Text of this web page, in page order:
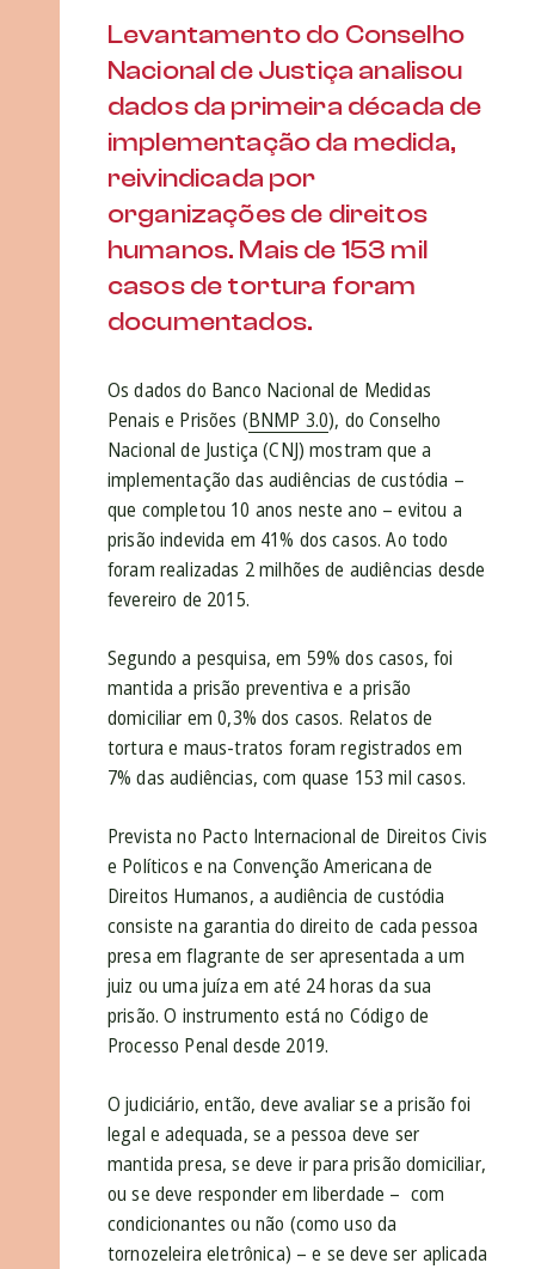
Levantamento do Conselho
Nacional de Justiça analisou
dados da primeira década de
implementação da medida,
reivindicada por
organizações de direitos
humanos. Mais de 153 mil
casos de tortura foram
documentados.
Os dados do Banco Nacional de Medidas
Penais e Prisões (BNMP 3.0), do Conselho
Nacional de Justiça (CNJ) mostram que a
implementação das audiências de custódia –
que completou 10 anos neste ano – evitou a
prisão indevida em 41% dos casos. Ao todo
foram realizadas 2 milhões de audiências desde
fevereiro de 2015.
Segundo a pesquisa, em 59% dos casos, foi
mantida a prisão preventiva e a prisão
domiciliar em 0,3% dos casos. Relatos de
tortura e maus-tratos foram registrados em
7% das audiências, com quase 153 mil casos.
Prevista no Pacto Internacional de Direitos Civis
e Políticos e na Convenção Americana de
Direitos Humanos, a audiência de custódia
consiste na garantia do direito de cada pessoa
presa em flagrante de ser apresentada a um
juiz ou uma juíza em até 24 horas da sua
prisão. O instrumento está no Código de
Processo Penal desde 2019.
O judiciário, então, deve avaliar se a prisão foi
legal e adequada, se a pessoa deve ser
mantida presa, se deve ir para prisão domiciliar,
ou se deve responder em liberdade – com
condicionantes ou não (como uso da
tornozeleira eletrônica) – e se deve ser aplicada